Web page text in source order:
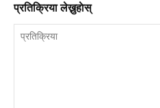
प्रतिक्रिया लेख्नुहाेस्